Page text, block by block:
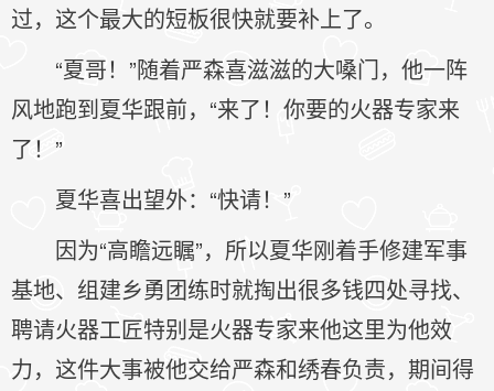
过，这个最大的短板很快就要补上了。
“夏哥！”随着严森喜滋滋的大嗓门，他一阵
风地跑到夏华跟前，“来了！你要的火器专家来
了！”
夏华喜出望外：“快请！”
因为“高瞻远瞩”，所以夏华刚着手修建军事
基地、组建乡勇团练时就掏出很多钱四处寻找、
聘请火器工匠特别是火器专家来他这里为他效
力，这件大事被他交给严森和绣春负责，期间得